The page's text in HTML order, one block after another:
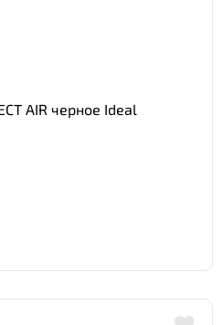
AIR черное Ideal